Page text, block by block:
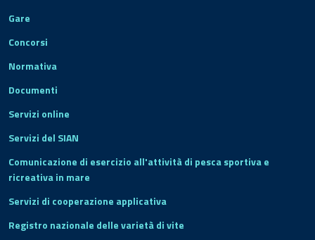
Gare
Concorsi
Normativa
Documenti
Servizi online
Servizi del SIAN
Comunicazione di esercizio all'attività di pesca sportiva e
ricreativa in mare
Servizi di cooperazione applicativa
Registro nazionale delle varietà di vite